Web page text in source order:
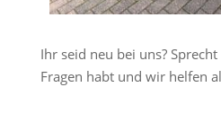
Ihr seid neu bei uns?
Fragen habt und wir helfen